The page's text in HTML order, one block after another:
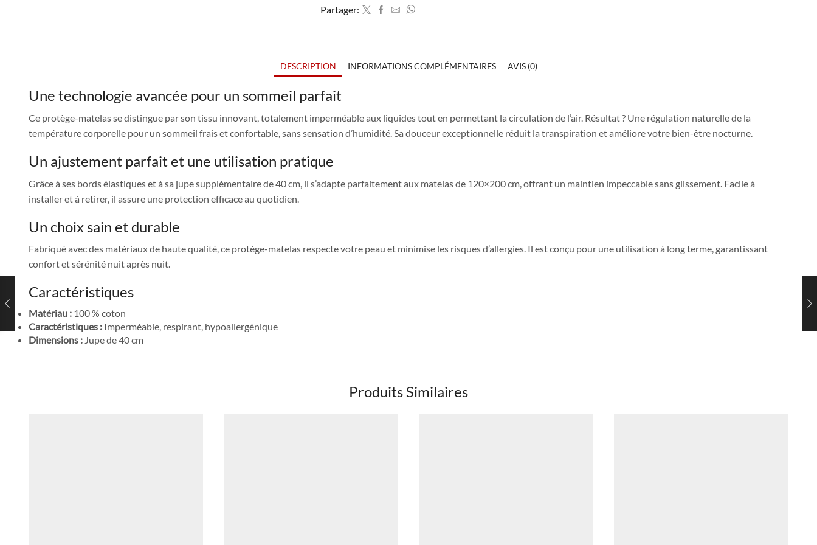
Partager:
DESCRIPTION INFORMATIONS COMPLÉMENTAIRES AVIS (0)
Une technologie avancée pour un sommeil parfait
Ce protège-matelas se distingue par son tissu innovant, totalement imperméable aux liquides tout en permettant la circulation de l’air. Résultat ? Une régulation naturelle de la
température corporelle pour un sommeil frais et confortable, sans sensation d’humidité. Sa douceur exceptionnelle réduit la transpiration et améliore votre bien-être nocturne.
Un ajustement parfait et une utilisation pratique
Grâce à ses bords élastiques et à sa jupe supplémentaire de 40 cm, il s’adapte parfaitement aux matelas de 120×200 cm, offrant un maintien impeccable sans glissement. Facile à
installer et à retirer, il assure une protection efficace au quotidien.
Un choix sain et durable
Fabriqué avec des matériaux de haute qualité, ce protège-matelas respecte votre peau et minimise les risques d’allergies. Il est conçu pour une utilisation à long terme, garantissant
confort et sérénité nuit après nuit.
Caractéristiques
Matériau : 100 % coton
Caractéristiques : Imperméable, respirant, hypoallergénique
Dimensions : Jupe de 40 cm
Produits Similaires